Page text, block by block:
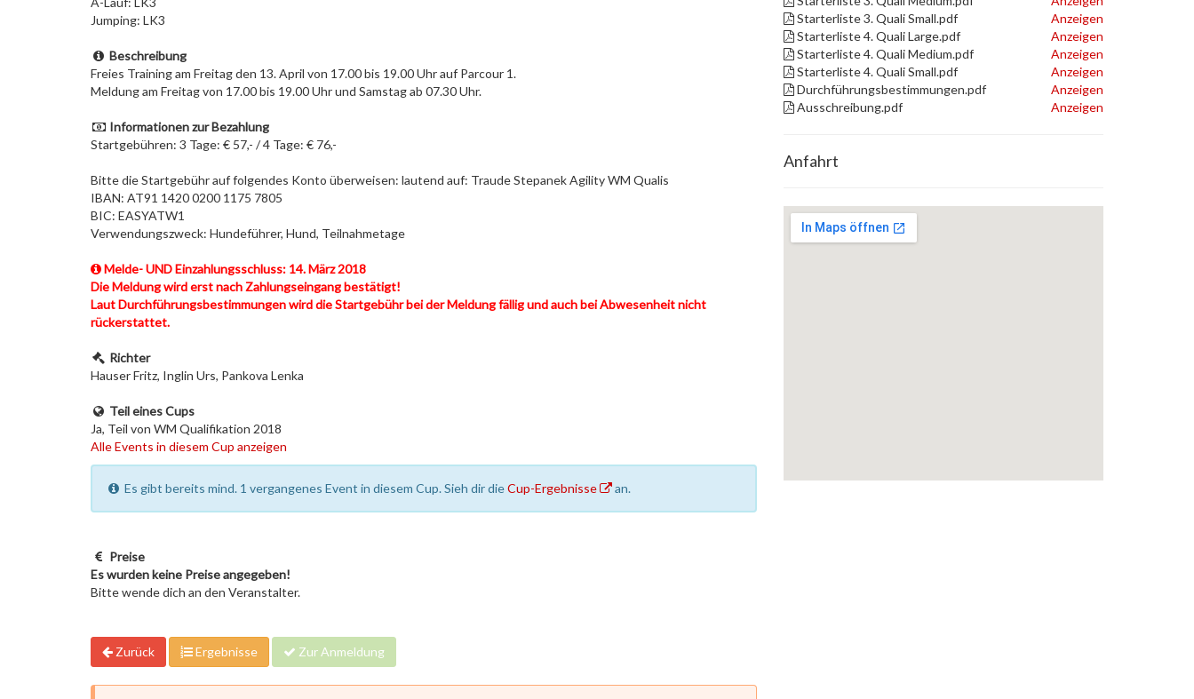
Jumping: LK3
Beschreibung
Freies Training am Freitag den 13. April von 17.00 bis 19.00 Uhr auf Parcour 1.
Meldung am Freitag von 17.00 bis 19.00 Uhr und Samstag ab 07.30 Uhr.
Informationen zur Bezahlung
Startgebühren: 3 Tage: € 57,- / 4 Tage: € 76,-
Bitte die Startgebühr auf folgendes Konto überweisen: lautend auf: Traude Stepanek Agility WM Qualis
IBAN: AT91 1420 0200 1175 7805
BIC: EASYATW1
Verwendungszweck: Hundeführer, Hund, Teilnahmetage
Melde- UND Einzahlungsschluss: 14. März 2018
Die Meldung wird erst nach Zahlungseingang bestätigt!
Laut Durchführungsbestimmungen wird die Startgebühr bei der Meldung fällig und auch bei Abwesenheit nicht
rückerstattet.
Richter
Hauser Fritz, Inglin Urs, Pankova Lenka
Teil eines Cups
Ja, Teil von WM Qualifikation 2018
Alle Events in diesem Cup anzeigen
Es gibt bereits mind. 1 vergangenes Event in diesem Cup. Sieh dir dieCup-Ergebnisse an.
Preise
Es wurden keine Preise angegeben!
Bitte wende dich an den Veranstalter.
Zurück Ergebnisse Zur Anmeldung
Starterliste 3. Quali Small.pdf
Anzeigen
Starterliste 4. Quali Large.pdf
Anzeigen
Starterliste 4. Quali Medium.pdf
Anzeigen
Starterliste 4. Quali Small.pdf
Anzeigen
Durchführungsbestimmungen.pdf
Anzeigen
Ausschreibung.pdf
Anzeigen
Anfahrt